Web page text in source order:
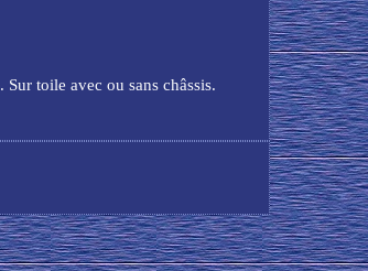
toile avec ou sans châssis.